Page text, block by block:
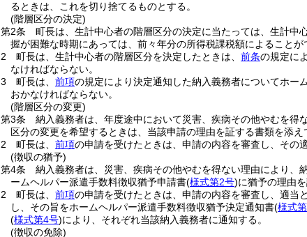
るときは、これを切り捨てるものとする。
(階層区分の決定)
第2条
町長は、生計中心者の階層区分の決定に当たっては、生計中
握が困難な時期にあっては、前々年分の所得税課税額によることが
2
町長は、生計中心者の階層区分を決定したときは、 前条の規定に
なければならない。
3
町長は、 前項の規定により決定通知した納入義務者についてホー
おかなければならない。
(階層区分の変更)
第3条
納入義務者は、年度途中において災害、疾病その他やむを
区分の変更を希望するときは、当該申請の理由を証する書類を添え
2
町長は、 前項の申請を受けたときは、申請の内容を審査し、その
(徴収の猶予)
第4条
納入義務者は、災害、疾病その他やむを得ない理由により
ームヘルパー派遣手数料徴収猶予申請書(様式第2号)に猶予の理由
2
町長は、 前項の申請を受けたときは、申請の内容を審査し、適当
し、その旨をホームヘルパー派遣手数料徴収猶予決定通知書(様式
(様式第4号)により、それぞれ当該納入義務者に通知する。
(徴収の免除)